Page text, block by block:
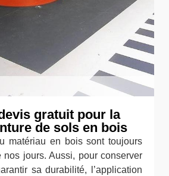
gratuit pour la
de sols en bois
matériau en bois sont toujours
nos jours. Aussi, pour conserver
sa durabilité, l’application